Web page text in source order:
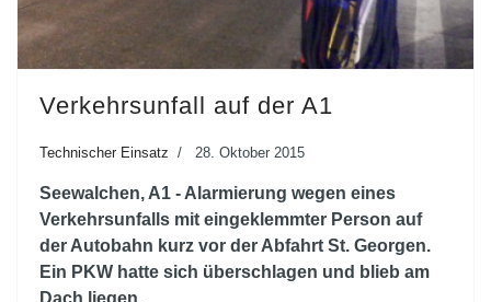
Verkehrsunfall auf der A1
Technischer Einsatz 28. Oktober 2015
Seewalchen, A1 - Alarmierung wegen eines
Verkehrsunfalls mit eingeklemmter Person auf
der Autobahn kurz vor der Abfahrt St. Georgen.
Ein PKW hatte sich überschlagen und blieb am
Dach liegen.